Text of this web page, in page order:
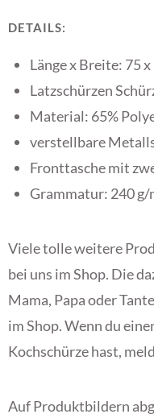
DETAILS:
Länge x Breite: 75 x
Latzschürzen
Material: 65%
verstellbare
Fronttasche mit
Grammatur: 240 g/
Viele tolle weitere
bei uns im Shop. Die
Mama, Papa oder
im Shop. Wenn du
Kochschürze hast,
Auf Produktbildern